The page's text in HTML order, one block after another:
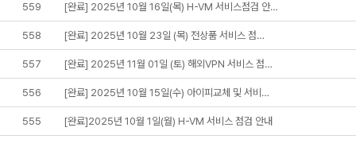
559 [완료] 2025년 10월 16일(목) H-VM 서비스점검 안…
558 [완료] 2025년 10월 23일 (목) 전상품 서비스 점…
557 [완료] 2025년 11월 01일 (토) 해외VPN 서비스 점…
556 [완료] 2025년 10월 15일(수) 아이피교체 및 서비…
555 [완료]2025년 10월 1일(월) H-VM 서비스 점검 안내